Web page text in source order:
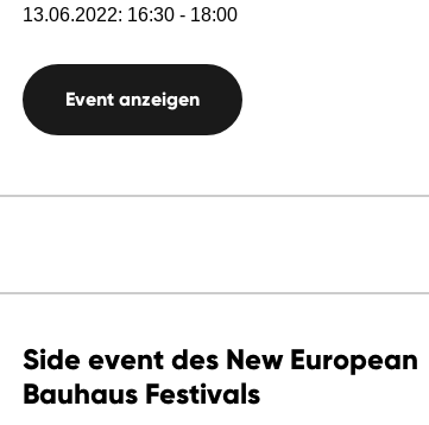
13.06.2022: 16:30 - 18:00
Event anzeigen
Side event des New European
Bauhaus Festivals